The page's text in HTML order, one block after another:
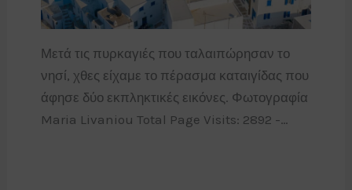
Μετά τις πυρκαγιές που ταλαιπώρησαν το
νησί, χθες είχαμε το πέρασμα καταιγίδας που
άφησε δύο εκπληκτικές εικόνες. Φωτογραφία
Maria Livaniou Total Page Visits: 2892 -…